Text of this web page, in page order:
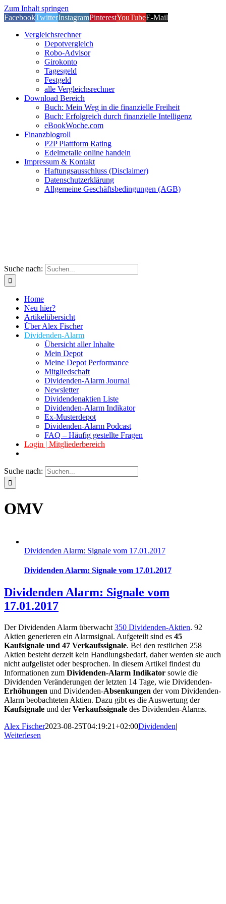
Zum Inhalt springen
FacebookTwitterInstagramPinterestYouTubeE-Mail
Vergleichsrechner
Depotvergleich
Robo-Advisor
Girokonto
Tagesgeld
Festgeld
alle Vergleichsrechner
Download Bereich
Buch: Mein Weg in die finanzielle Freiheit
Buch: Erfolgreich durch finanzielle Intelligenz
eBookWoche.com
Finanzblogroll
P2P Plattform Rating
Edelmetalle online handeln
Impressum & Kontakt
Haftungsausschluss (Disclaimer)
Datenschutzerklärung
Allgemeine Geschäftsbedingungen (AGB)
Suche nach:
Home
Neu hier?
Artikelübersicht
Über Alex Fischer
Dividenden-Alarm
Übersicht aller Inhalte
Mein Depot
Meine Depot Performance
Mitgliedschaft
Dividenden-Alarm Journal
Newsletter
Dividendenaktien Liste
Dividenden-Alarm Indikator
Ex-Musterdepot
Dividenden-Alarm Podcast
FAQ – Häufig gestellte Fragen
Login | Mitgliederbereich
Suche nach:
OMV
Dividenden Alarm: Signale vom 17.01.2017
Dividenden Alarm: Signale vom 17.01.2017
Dividenden Alarm: Signale vom
17.01.2017
Der Dividenden Alarm überwacht 350 Dividenden-Aktien. 92
Aktien generieren ein Alarmsignal. Aufgeteilt sind es 45
Kaufsignale und 47 Verkaufssignale. Bei den restlichen 258
Aktien besteht derzeit kein Handlungsbedarf, daher werden sie auch
nicht aufgelistet oder besprochen. In diesem Artikel findest du
Informationen zum Dividenden-Alarm Indikator sowie die
Dividenden Veränderungen der letzten 14 Tage, wie Dividenden-
Erhöhungen und Dividenden-Absenkungen der vom Dividenden-
Alarm beobachteten Aktien. Dazu gibt es die Auswertung der
Kaufsignale und derVerkaufssignale des Dividenden-Alarms.
Alex Fischer2023-08-25T04:19:21+02:00Dividenden|
Weiterlesen